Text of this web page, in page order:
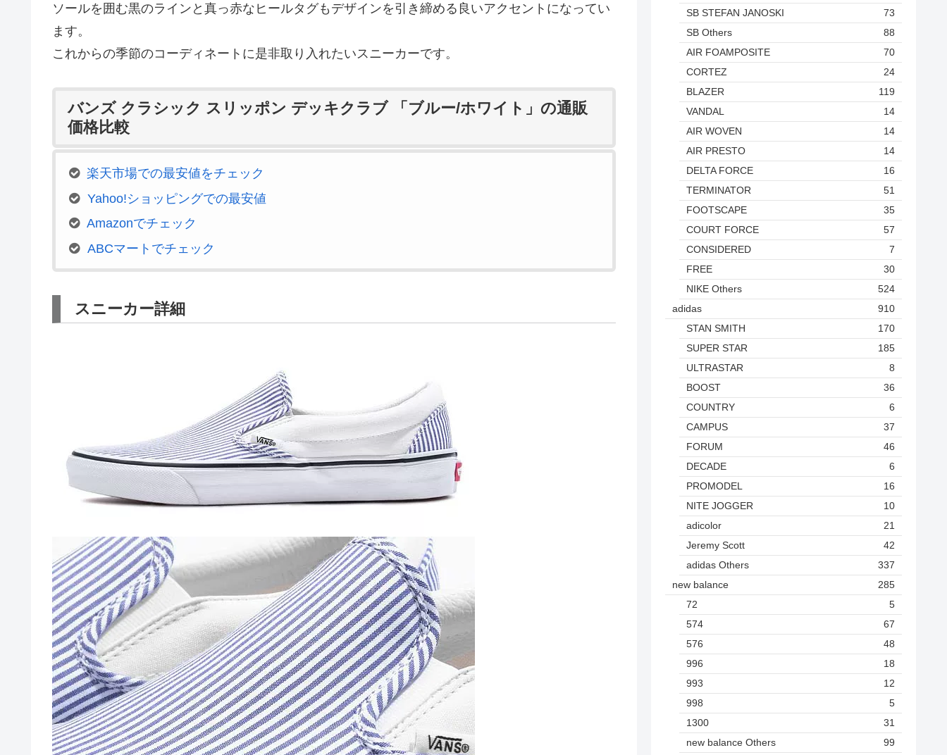
ソールを囲む黒のラインと真っ赤なヒールタグもデザインを引き締める良いアクセントになってい
ます。
これからの季節のコーディネートに是非取り入れたいスニーカーです。
バンズ クラシック スリッポン デッキクラブ 「ブルー/ホワイト」の通販
価格比較
楽天市場での最安値をチェック
Yahoo!ショッピングでの最安値
Amazonでチェック
ABCマートでチェック
スニーカー詳細
SB STEFAN JANOSKI
73
SB Others
88
AIR FOAMPOSITE
70
CORTEZ
24
BLAZER
119
VANDAL
14
AIR WOVEN
14
AIR PRESTO
14
DELTA FORCE
16
TERMINATOR
51
FOOTSCAPE
35
COURT FORCE
57
CONSIDERED
7
FREE
30
NIKE Others
524
adidas
910
STAN SMITH
170
SUPER STAR
185
ULTRASTAR
8
BOOST
36
COUNTRY
6
CAMPUS
37
FORUM
46
DECADE
6
PROMODEL
16
NITE JOGGER
10
adicolor
21
Jeremy Scott
42
adidas Others
337
new balance
285
72
5
574
67
576
48
996
18
993
12
998
5
1300
31
new balance Others
99